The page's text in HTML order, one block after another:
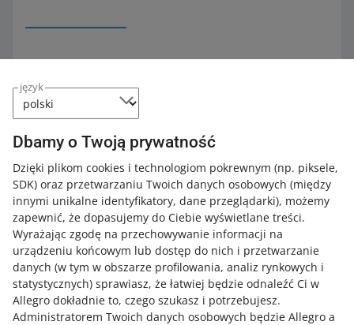
język
Dbamy o Twoją prywatność
Dzięki plikom cookies i technologiom pokrewnym (np. piksele,
SDK) oraz przetwarzaniu Twoich danych osobowych (między
innymi unikalne identyfikatory, dane przeglądarki), możemy
zapewnić, że dopasujemy do Ciebie wyświetlane treści.
Wyrażając zgodę na przechowywanie informacji na
urządzeniu końcowym lub dostęp do nich i przetwarzanie
danych (w tym w obszarze profilowania, analiz rynkowych i
statystycznych) sprawiasz, że łatwiej będzie odnaleźć Ci w
Allegro dokładnie to, czego szukasz i potrzebujesz.
Administratorem Twoich danych osobowych będzie Allegro a
Aby ułatwić Ci planowanie, informacje o zmianach w
prawie oznaczyliśmy odpowiednim statusem – w
zależności od tego, ile czasu zostało do ich wejścia w
obowiązują lub wejdą w życie za miesiąc. Dostosuj się
do nich już teraz, aby uniknąć ewentualnych
ograniczeń w sprzedaży
przygotuj się– te regulacje wejdą w życie za około 3
miesiące. Sprawdź nowe obowiązki, jakie mogą Cię
dotyczyć
zapoznaj się– to przepisy, które będą obowiązywać za
6-8 miesięcy. Masz czas, by się do nich przygotować.